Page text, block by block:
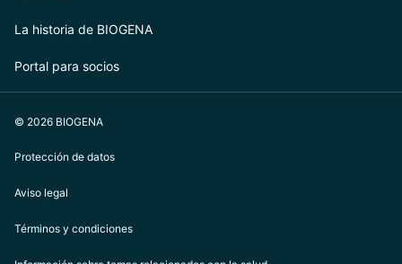
La historia de BIOGENA
Portal para socios
© 2026 BIOGENA
Protección de datos
Aviso legal
Términos y condiciones